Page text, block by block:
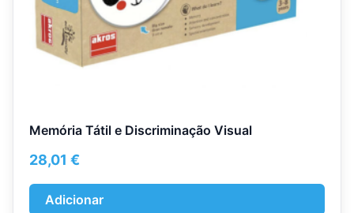
Memória Tátil e Discriminação Visual
28,01 €
Adicionar